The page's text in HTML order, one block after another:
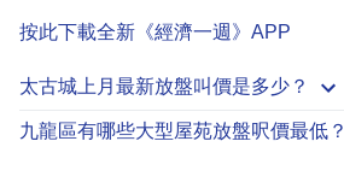
按此下載全新《經濟一週》APP
太古城上月最新放盤叫價是多少？
九龍區有哪些大型屋苑放盤呎價最低？